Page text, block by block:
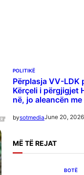
POLITIKË
Përplasja VV-LDK
Kërçeli i përgjigjet
në, jo aleancën me
bysotmediaJune 20, 2026
MË TË REJAT
BOTË